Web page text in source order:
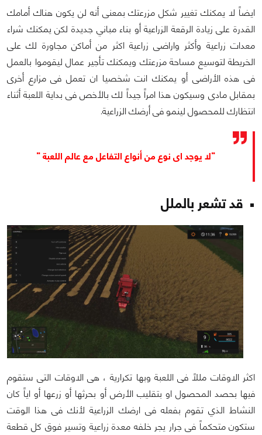
ايضاً لا يمكنك تغيير شكل مزرعتك بمعنى أنه لن يكون هناك أمامك
القدرة على زيادة الرقعة الزراعية أو بناء مباني جديدة لكن يمكنك شراء
معدات زراعية وأكثر واراضى زراعية اكثر من أماكن مجاورة لك على
الخريطة لتوسيع مساحة مزرعتك ويمكنك تأجير عمال ليقوموا بالعمل
فى هذه الأراضى أو يمكنك انت شخصيا ان تعمل فى مزارع أخرى
بمقابل مادى وسيكون هذا امراً جيداً لك بالأخص فى بداية اللعبة أثناء
انتظارك للمحصول لينمو فى أرضك الزراعية.
"لا يوجد اى نوع من أنواع التفاعل مع عالم اللعبة "
قد تشعر بالملل
اكثر الاوقات مللاً فى اللعبة وبها تكرارية ، هى الاوقات التى ستقوم
فيها بحصد المحصول او بتقليب الأرض أو بحرثها أو زرعها أو اياً كان
النشاط الذي تقوم بفعله فى ارضك الزراعية لأنك فى هذا الوقت
ستكون متحكماً فى جرار يجر خلفه معدة زراعية وتسير فوق كل قطعة